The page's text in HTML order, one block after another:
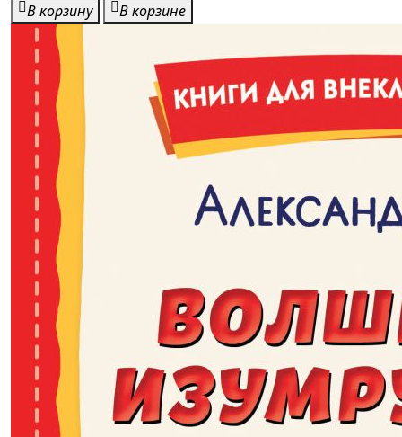
В корзину
В корзине